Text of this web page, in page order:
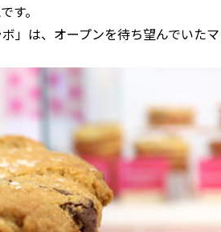
す。
」は、オープンを待ち望んでいたマ